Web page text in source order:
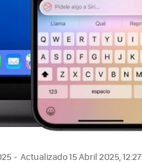
Actualizado 15 Abril 2025, 12:27